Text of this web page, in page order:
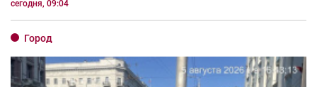
сегодня, 09:04
Город